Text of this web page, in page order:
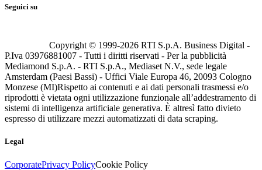
Seguici su
Copyright © 1999-2026 RTI S.p.A. Business Digital -
P.Iva 03976881007 - Tutti i diritti riservati - Per la pubblicità
Mediamond S.p.A. - RTI S.p.A., Mediaset N.V., sede legale
Amsterdam (Paesi Bassi) - Uffici Viale Europa 46, 20093 Cologno
Monzese (MI)Rispetto ai contenuti e ai dati personali trasmessi e/o
riprodotti è vietata ogni utilizzazione funzionale all’addestramento di
sistemi di intelligenza artificiale generativa. È altresì fatto divieto
espresso di utilizzare mezzi automatizzati di data scraping.
Legal
CorporatePrivacy PolicyCookie Policy